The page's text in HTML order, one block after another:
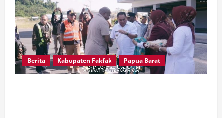
Berita Kabupaten Fakfak Papua Barat